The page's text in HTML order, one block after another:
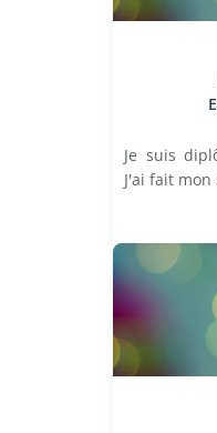
Je suis
J'ai fait mon